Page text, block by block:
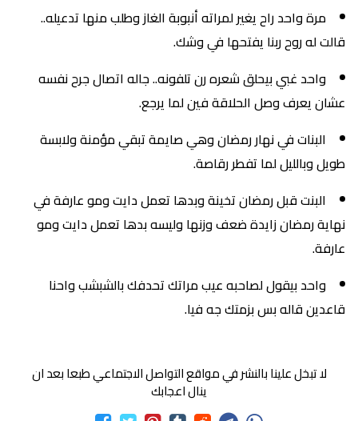
مرة واحد راح يغير لمراته أنبوبة الغاز وطلب منها تدعيله..
قالت له روح ربنا يفتحها في وشك.
واحد غبي بيحلق شعره رن تلفونه.. جاله اتصال جرح نفسه
عشان يعرف وصل الحلاقة فين لما يرجع.
البنات في نهار رمضان وهي صايمة تبقي مؤمنة ولابسة
طويل وبالليل لما تفطر رقاصة.
البنت قبل رمضان تخينة وبدها تعمل دايت ومو عارفة في
نهاية رمضان زايدة ضعف وزنها وليسه بدها تعمل دايت ومو
عارفة.
واحد بيقول لصاحبه عيب مراتك تحدفك بالشبشب واحنا
قاعدين قاله بس بزمتك جه فيا.
لا تبخل علينا بالنشر في مواقع التواصل الاجتماعي طبعا بعد ان
ينال اعجابك